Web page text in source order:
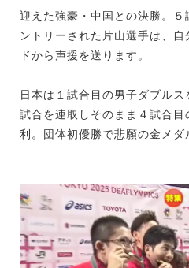
迎えた強豪・中国との決勝。
ントリーされた片山選手は、
ドから声援を送ります。
日本は１試合目の男子ダブル
試合を連取しそのまま４試合
利。団体初優勝で悲願の金メダ